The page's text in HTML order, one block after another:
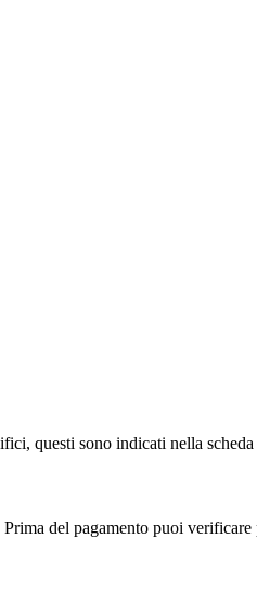
questi sono indicati nella
del pagamento puoi